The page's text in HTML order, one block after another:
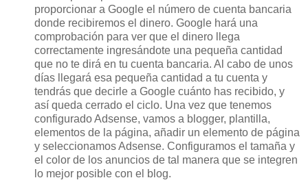
proporcionar a Google el número de cuenta bancaria
donde recibiremos el dinero. Google hará una
comprobación para ver que el dinero llega
correctamente ingresándote una pequeña cantidad
que no te dirá en tu cuenta bancaria. Al cabo de unos
días llegará esa pequeña cantidad a tu cuenta y
tendrás que decirle a Google cuánto has recibido, y
así queda cerrado el ciclo. Una vez que tenemos
configurado Adsense, vamos a blogger, plantilla,
elementos de la página, añadir un elemento de página
y seleccionamos Adsense. Configuramos el tamaña y
el color de los anuncios de tal manera que se integren
lo mejor posible con el blog.